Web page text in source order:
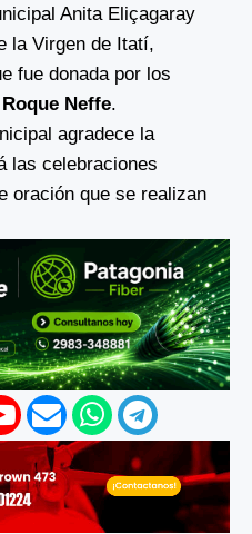
Anita Eliçagaray
la Virgen de Itatí,
fue donada por los
Roque Neffe.
agradece la
las celebraciones
oración que se realizan